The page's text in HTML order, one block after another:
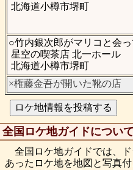
北海道小樽市堺町
○竹内銀次郎がマリコと会
星空の喫茶店 北一ホール
北海道小樽市堺町
×権藤金吾が開いた靴の店
全国ロケ地ガイドについて
全国ロケ地ガイドでは、
あったロケ地を地図と写真付